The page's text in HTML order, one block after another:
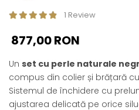
1 Review
877,00 RON
Un set cu perle naturale
compus din colier și brățară
Sistemul de închidere cu
ajustarea delicată pe orice